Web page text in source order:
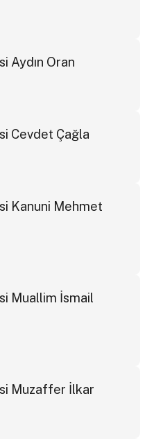
Aydın Oran
Cevdet Çağla
Kanuni Mehmet
Muallim İsmail
Muzaffer İlkar